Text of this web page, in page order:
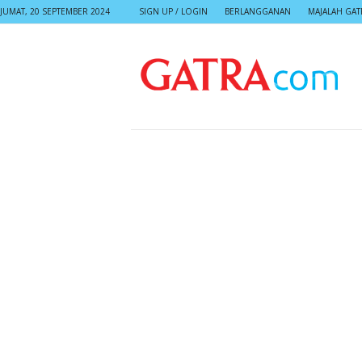
JUMAT, 20 SEPTEMBER 2024 SIGN UP / LOGIN BERLANGGANAN MAJALAH